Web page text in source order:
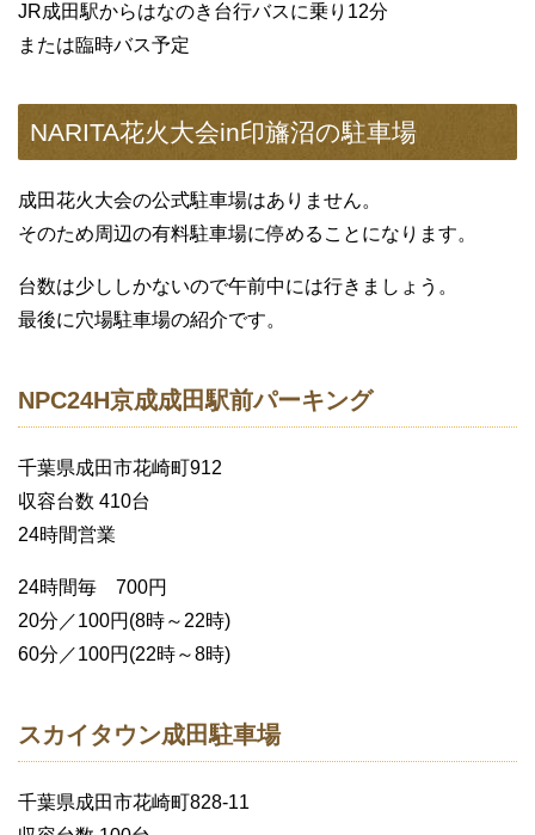
JR成田駅からはなのき台行バスに乗り12分
または臨時バス予定
NARITA花火大会in印旛沼の駐車場
成田花火大会の公式駐車場はありません。
そのため周辺の有料駐車場に停めることになります。
台数は少ししかないので午前中には行きましょう。
最後に穴場駐車場の紹介です。
NPC24H京成成田駅前パーキング
千葉県成田市花崎町912
収容台数 410台
24時間営業
24時間毎 700円
20分／100円(8時～22時)
60分／100円(22時～8時)
スカイタウン成田駐車場
千葉県成田市花崎町828-11